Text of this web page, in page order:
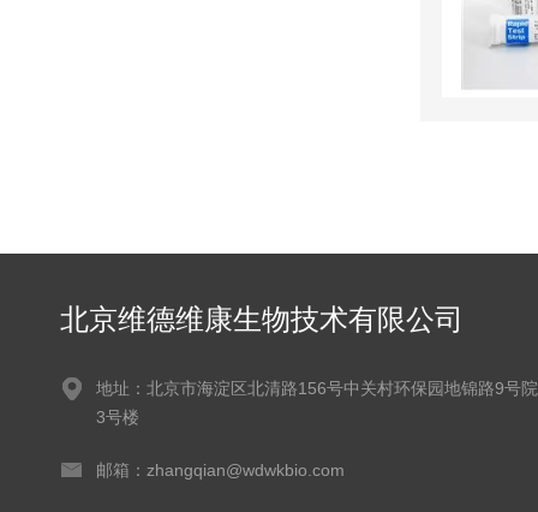
北京维德维康生物技术有限公司
地址：北京市海淀区北清路156号中关村环保园地锦路9号院
3号楼
邮箱：zhangqian@wdwkbio.com